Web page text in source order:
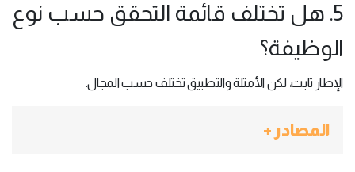
5. هل تختلف قائمة التحقق حسب نوع
الوظيفة؟
الإطار ثابت، لكن الأمثلة والتطبيق تختلف حسب المجال.
المصادر +